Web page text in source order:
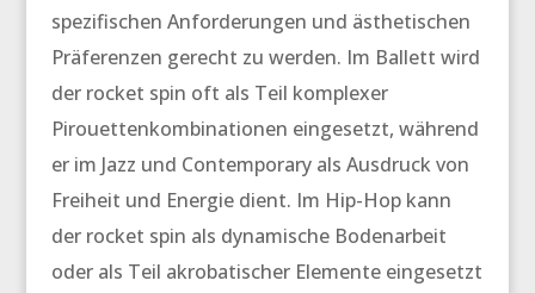
spezifischen Anforderungen und ästhetischen
Präferenzen gerecht zu werden. Im Ballett wird
der rocket spin oft als Teil komplexer
Pirouettenkombinationen eingesetzt, während
er im Jazz und Contemporary als Ausdruck von
Freiheit und Energie dient. Im Hip-Hop kann
der rocket spin als dynamische Bodenarbeit
oder als Teil akrobatischer Elemente eingesetzt